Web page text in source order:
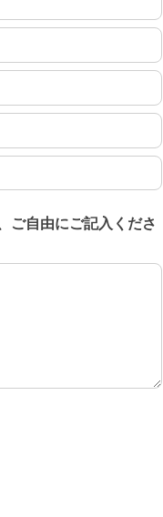
ご自由にご記入くださ
自由にご記入ください